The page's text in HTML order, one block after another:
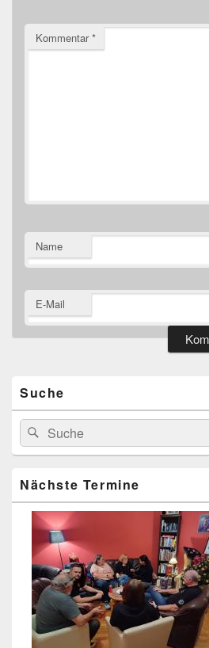
Kommentar*
Name
E-Mail
Suche
Suchen
nach:
Suchen
Nächste Termine